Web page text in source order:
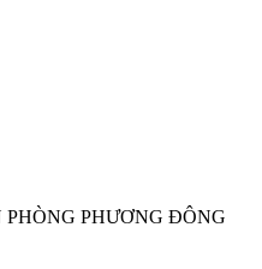
PHƯƠNG ĐÔNG